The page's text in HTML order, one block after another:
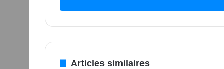
Articles similaires